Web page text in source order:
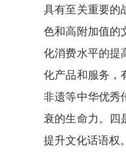
具有至关重要的
色和高附加值的
化消费水平的提
化产品和服务，
非遗等中华优秀
衰的生命力。四
提升文化话语权。